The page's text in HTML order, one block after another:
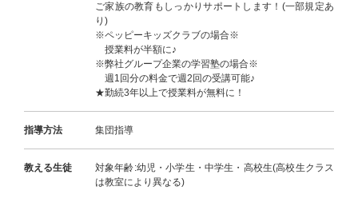
ご家族の教育もしっかりサポートします！(一部規定あ
り)
※ペッピーキッズクラブの場合※
授業料が半額に♪
※弊社グループ企業の学習塾の場合※
週1回分の料金で週2回の受講可能♪
★勤続3年以上で授業料が無料に！
指導方法 集団指導
教える生徒
対象年齢:幼児・小学生・中学生・高校生(高校生クラス
は教室により異なる)